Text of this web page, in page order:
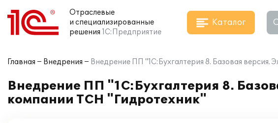
Отраслевые
и специализированные
решения 1С:Предприятие
Каталог
Главная Внедрения Внедрение ПП "1С:Бухгалтерия 8. Базовая версия.
Внедрение ПП "1С:Бухгалтерия 8.
компании ТСН "Гидротехник"